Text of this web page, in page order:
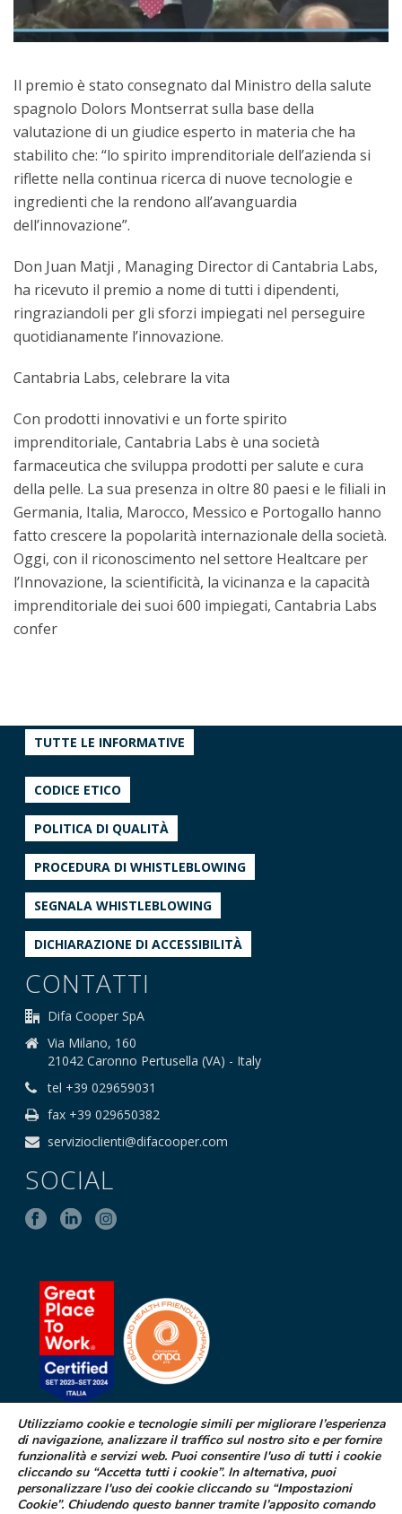
Il premio è stato consegnato dal Ministro della salute
spagnolo Dolors Montserrat sulla base della
valutazione di un giudice esperto in materia che ha
stabilito che: “lo spirito imprenditoriale dell’azienda si
riflette nella continua ricerca di nuove tecnologie e
ingredienti che la rendono all’avanguardia
dell’innovazione”.
Don Juan Matji , Managing Director di Cantabria Labs,
ha ricevuto il premio a nome di tutti i dipendenti,
ringraziandoli per gli sforzi impiegati nel perseguire
quotidianamente l’innovazione.
Cantabria Labs, celebrare la vita
Con prodotti innovativi e un forte spirito
imprenditoriale, Cantabria Labs è una società
farmaceutica che sviluppa prodotti per salute e cura
della pelle. La sua presenza in oltre 80 paesi e le filiali in
Germania, Italia, Marocco, Messico e Portogallo hanno
fatto crescere la popolarità internazionale della società.
Oggi, con il riconoscimento nel settore Healtcare per
l’Innovazione, la scientificità, la vicinanza e la capacità
imprenditoriale dei suoi 600 impiegati, Cantabria Labs
confer
TUTTE LE INFORMATIVE
CODICE ETICO
POLITICA DI QUALITÀ
PROCEDURA DI WHISTLEBLOWING
SEGNALA WHISTLEBLOWING
DICHIARAZIONE DI ACCESSIBILITÀ
CONTATTI
Difa Cooper SpA
Via Milano, 160
21042 Caronno Pertusella (VA) - Italy
tel +39 029659031
fax +39 029650382
servizioclienti@difacooper.com
SOCIAL
SEGNALAZIONE DI EFFETTI
INDESIDERATI DA FARMACI
Se sospetti di aver avuto effetti indesiderati durante l’assunzione di
Utilizziamo cookie e tecnologie simili per migliorare l’esperienza
di navigazione, analizzare il traffico sul nostro sito e per fornire
funzionalità e servizi web. Puoi consentire l'uso di tutti i cookie
cliccando su “Accetta tutti i cookie”. In alternativa, puoi
personalizzare l'uso dei cookie cliccando su “Impostazioni
Cookie”. Chiudendo questo banner tramite l’apposito comando